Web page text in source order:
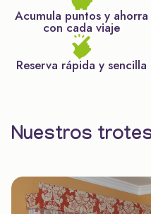
Acumula puntos y ahorra
con cada viaje
Reserva rápida y sencilla
Nuestros